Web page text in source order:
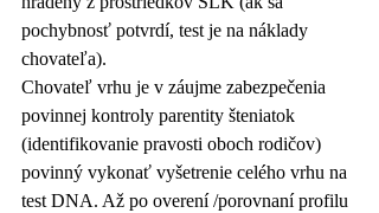
pochybnosť potvrdí, test je na náklady
chovateľa).
Chovateľ vrhu je v záujme zabezpečenia
povinnej kontroly parentity šteniatok
(identifikovanie pravosti oboch rodičov)
povinný vykonať vyšetrenie celého vrhu na
test DNA. Až po overení /porovnaní profilu